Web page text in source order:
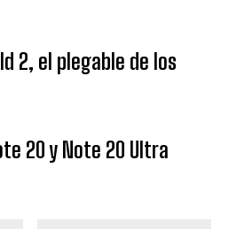
2, el plegable de los
20 y Note 20 Ultra